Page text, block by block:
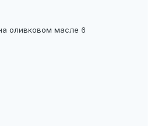
оливковом масле 6